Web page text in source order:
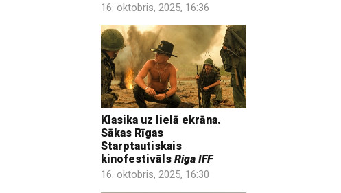
16. oktobris, 2025, 16:36
Klasika uz lielā ekrāna.
Sākas Rīgas
Starptautiskais
kinofestivāls Riga IFF
16. oktobris, 2025, 16:30